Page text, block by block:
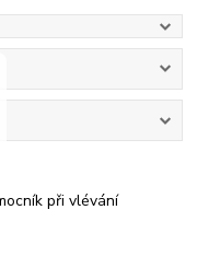
při vlévání